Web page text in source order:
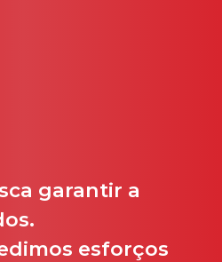
garantir a
esforços